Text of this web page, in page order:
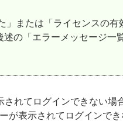
または「ライセンスの
の「エラーメッセージ一
れてログインできない
が表示されてログインで